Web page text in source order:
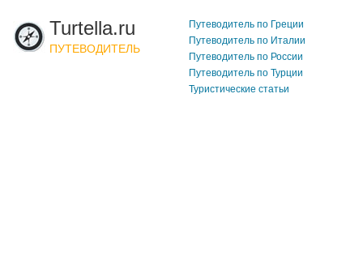
Turtella.ru
ПУТЕВОДИТЕЛЬ
Путеводитель по Греции
Путеводитель по Италии
Путеводитель по России
Путеводитель по Турции
Туристические статьи